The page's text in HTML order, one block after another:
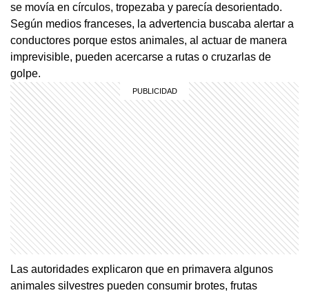
se movía en círculos, tropezaba y parecía desorientado.
Según medios franceses, la advertencia buscaba alertar a
conductores porque estos animales, al actuar de manera
imprevisible, pueden acercarse a rutas o cruzarlas de
golpe.
Las autoridades explicaron que en primavera algunos
animales silvestres pueden consumir brotes, frutas